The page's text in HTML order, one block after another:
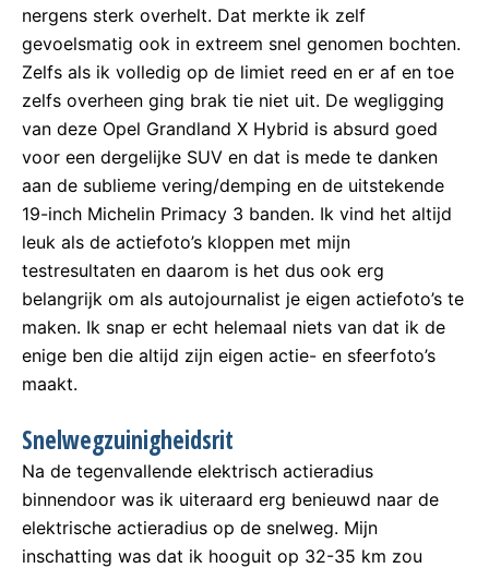
nergens sterk overhelt. Dat merkte ik zelf
gevoelsmatig ook in extreem snel genomen bochten.
Zelfs als ik volledig op de limiet reed en er af en toe
zelfs overheen ging brak tie niet uit. De wegligging
van deze Opel Grandland X Hybrid is absurd goed
voor een dergelijke SUV en dat is mede te danken
aan de sublieme vering/demping en de uitstekende
19-inch Michelin Primacy 3 banden. Ik vind het altijd
leuk als de actiefoto’s kloppen met mijn
testresultaten en daarom is het dus ook erg
belangrijk om als autojournalist je eigen actiefoto’s te
maken. Ik snap er echt helemaal niets van dat ik de
enige ben die altijd zijn eigen actie- en sfeerfoto’s
maakt.
Snelwegzuinigheidsrit
Na de tegenvallende elektrisch actieradius
binnendoor was ik uiteraard erg benieuwd naar de
elektrische actieradius op de snelweg. Mijn
inschatting was dat ik hooguit op 32-35 km zou